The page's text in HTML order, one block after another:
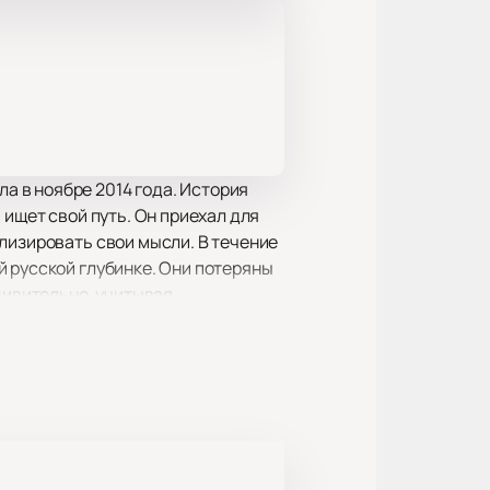
в ноябре 2014 года. История
свой путь. Он приехал для
свои мысли. В течение
глубинке. Они потеряны
учитывая
которые с